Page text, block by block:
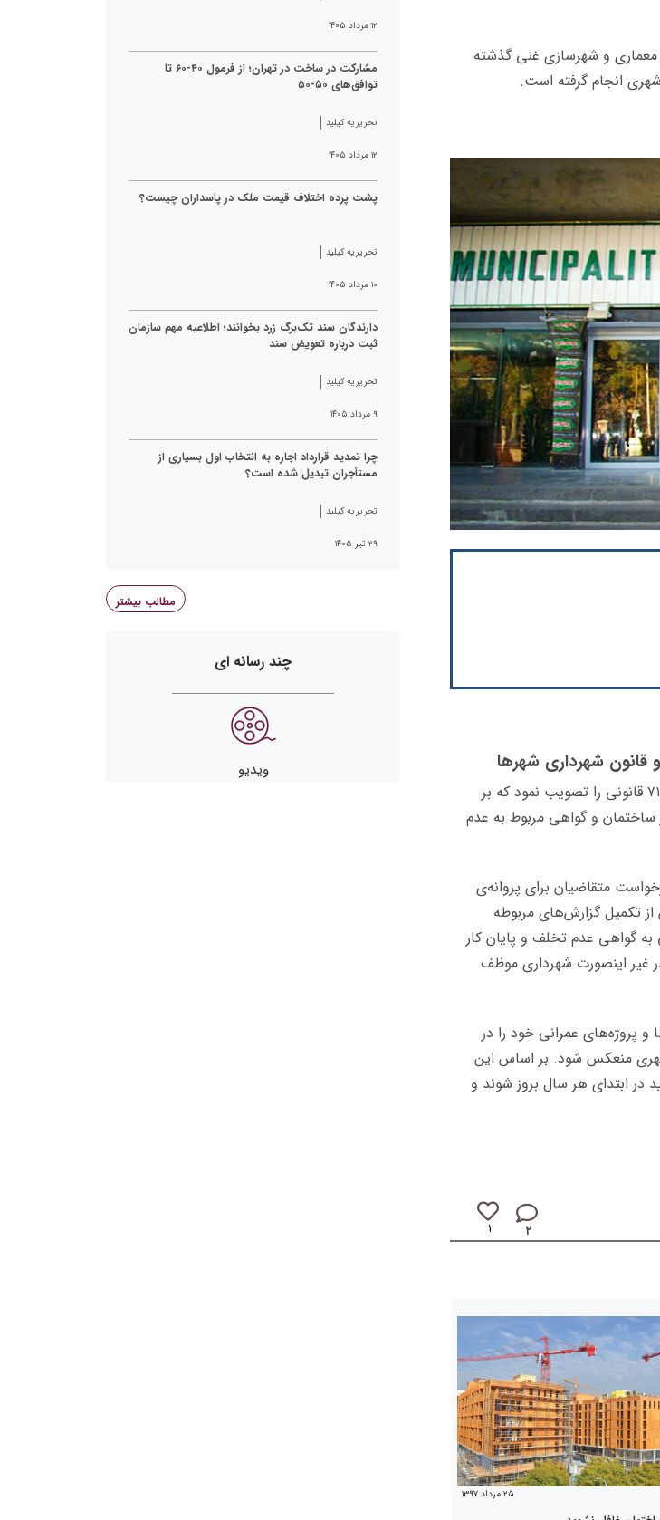
و شهرسازی غنی گذشته
انجام گرفته است.
قانون شهرداری شهرها
، شورای عالی اداری در سال ۷۱ قانونی را تصویب نمود که بر
و گواهی مربوط به عدم
متقاضیان برای پروانه‌ی
تکمیل گزارش‌های مربوطه
گواهی عدم تخلف و پایان کار
غیر اینصورت شهرداری موظف
پروژه‌های عمرانی خود را در
شهری منعکس شود. بر اساس این
ابتدای هر سال بروز شوند و
۲ ۱
۲۵ مرداد ۱۳۹۷
۱۲ مرداد ۱۴۰۵
مشارکت در ساخت در تهران؛ از فرمول ۴۰-۶۰ تا
توافق‌های ۵۰-۵۰
تحریریه کیلید
۱۲ مرداد ۱۴۰۵
پشت پرده اختلاف قیمت ملک در پاسداران چیست؟
تحریریه کیلید
۱۰ مرداد ۱۴۰۵
دارندگان سند تک‌برگ زرد بخوانند؛ اطلاعیه مهم سازمان
ثبت درباره تعویض سند
تحریریه کیلید
۹ مرداد ۱۴۰۵
چرا تمدید قرارداد اجاره به انتخاب اول بسیاری از
مستأجران تبدیل شده است؟
تحریریه کیلید
۲۹ تیر ۱۴۰۵
مطالب بیشتر
چند رسانه ای
ویدیو